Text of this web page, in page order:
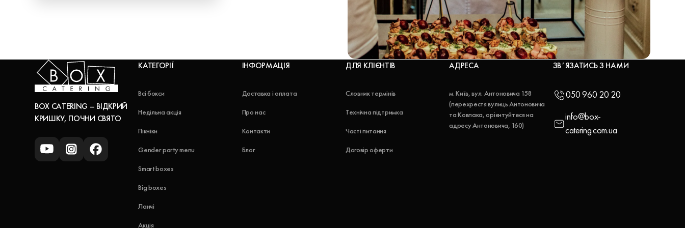
BOX CATERING – ВІДКРИЙ
КРИШКУ, ПОЧНИ СВЯТО
КАТЕГОРІЇ
Всі бокси
Недільна акція
Пікніки
Gender party menu
Smart boxes
Big boxes
Ланчі
Акція
ІНФОРМАЦІЯ
Доставка і оплата
Про нас
Контакти
Блог
ДЛЯ КЛІЄНТІВ
Словник термінів
Технічна підтримка
Часті питання
Договір оферти
АДРЕСА
м. Київ, вул. Антоновича 158
(перехрестя вулиць Антоновича
та Ковпака, орієнтуйтеся на
адресу Антоновича, 160)
ЗВʼЯЗАТИСЬ З НАМИ
050 960 20 20
info@box-
catering.com.ua